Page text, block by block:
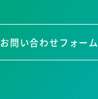
お問い合わせフォーム